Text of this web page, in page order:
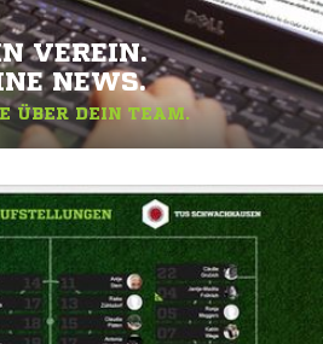
VEREIN.
NEWS.
ÜBER DEIN TEAM.